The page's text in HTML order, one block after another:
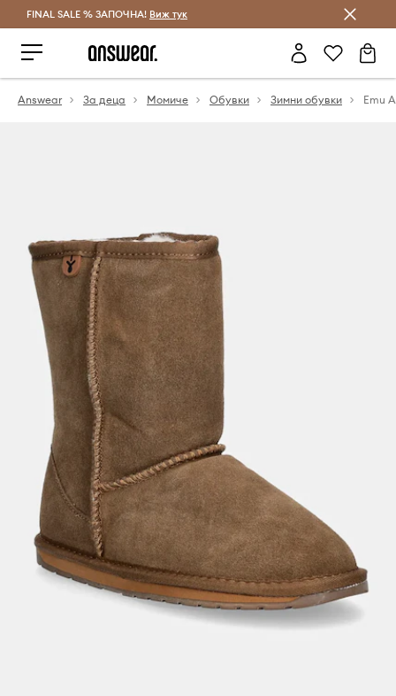
Спестявай с Answear Club
FINAL SALE % ЗАПОЧНА! Виж тук
Answear За деца Момиче Обувки Зимни обувки